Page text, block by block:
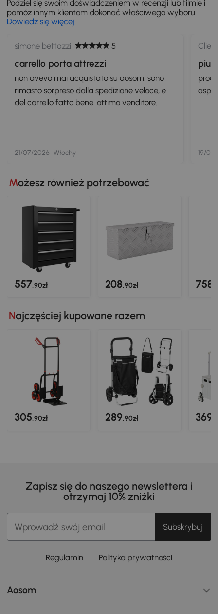
Podziel się swoim doświadczeniem w recenzji lub filmie i
pomóż innym klientom dokonać właściwego wyboru.
Dowiedz się więcej.
simone bettazzi 5
carrello porta attrezzi
non avevo mai acquistato su aosom, sono
rimasto sorpreso dalla spedizione veloce, e
del carrello fatto bene. ottimo venditore.
21/07/2026 · Włochy
piu
19/07/
Możesz również potrzebować
557,90zł 208,90zł 758
Najczęściej kupowane razem
305,90zł 289,90zł 369
Zapisz się do naszego newslettera i
otrzymaj 10% zniżki
Subskrybuj
Regulamin Polityka prywatności
Aosom